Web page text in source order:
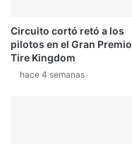
l
o
s
Circuito cortó retó a los
pilotos en el Gran Premio
Tire Kingdom
hace 4 semanas